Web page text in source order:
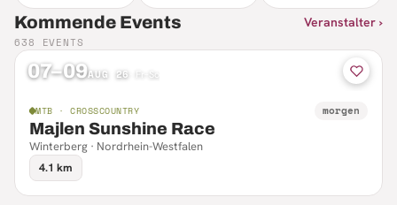
Kommende Events Veranstalter ›
638 EVENTS
07–09AUG 26 Fr–So
MTB · CROSSCOUNTRY morgen
Majlen Sunshine Race
Winterberg · Nordrhein-Westfalen
4.1 km